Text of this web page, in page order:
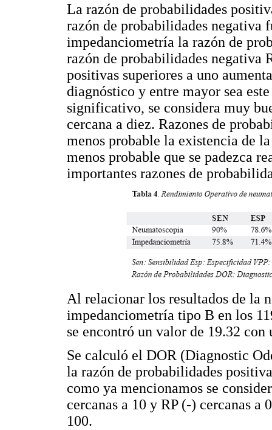
La razón de probabilidades
razón de probabilidades negativa
impedanciometría la razón de
razón de probabilidades negativa
positivas superiores a uno
diagnóstico y entre mayor sea
significativo, se considera muy
cercana a diez. Razones de
menos probable la existencia de
menos probable que se padezca
importantes razones de
Al relacionar los resultados de la
impedanciometría tipo B en los
se encontró un valor de 19.32
Se calculó el DOR (Diagnostic
la razón de probabilidades
como ya mencionamos se
cercanas a 10 y RP (-) cercanas
100.